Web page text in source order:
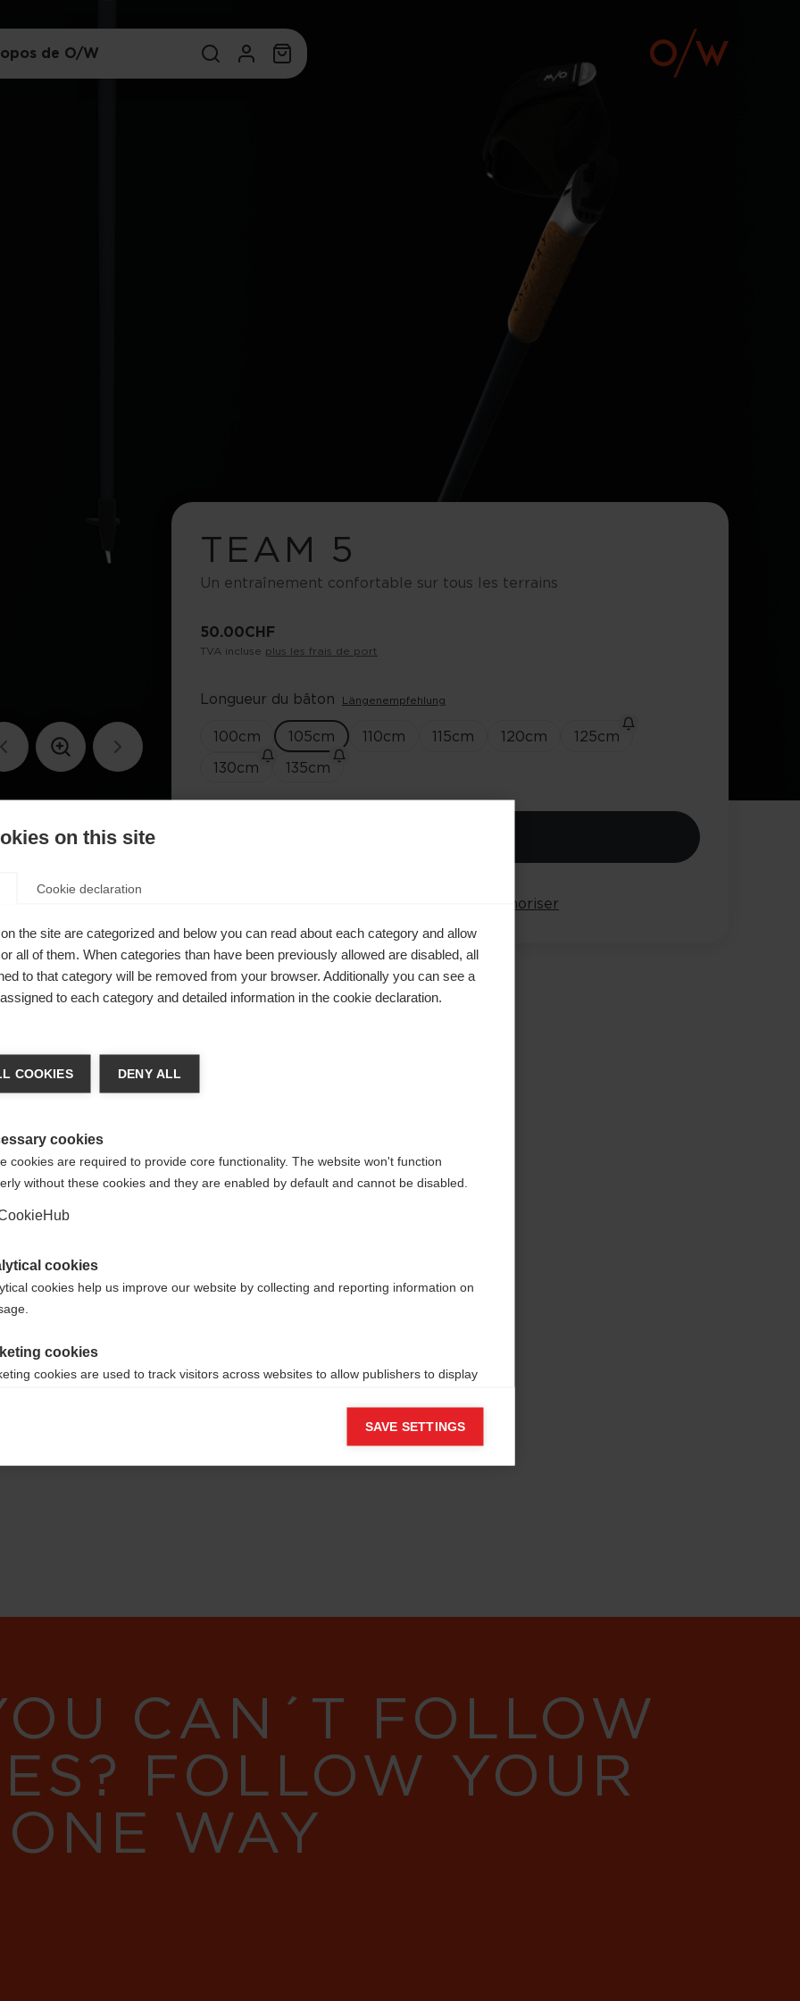
de O/W
TEAM 5
Un entraînement confortable sur tous les terrains
50.00 CHF
TVA incluse plus les frais de port
Longueur du bâton Längenempfehlung
100cm 105cm 110cm 115cm 120cm 125cm
130cm 135cm
Mémoriser
à 10 %
marche
de
AV,
universel,
types
CAN´T FOLLOW
FOLLOW YOUR
WAY
wechseln
States (English)
Ja, ich möchte umgeleitet werden
on this site
Cookie declaration
the site are categorized and below you can read about each category and allow
all of them. When categories than have been previously allowed are disabled, all
to that category will be removed from your browser. Additionally you can see a
to each category and detailed information in the cookie declaration.
COOKIES DENY ALL
cookies
cookies are required to provide core functionality. The website won't function
without these cookies and they are enabled by default and cannot be disabled.
cookies
cookies help us improve our website by collecting and reporting information on
cookies
cookies are used to track visitors across websites to allow publishers to display
SAVE SETTINGS